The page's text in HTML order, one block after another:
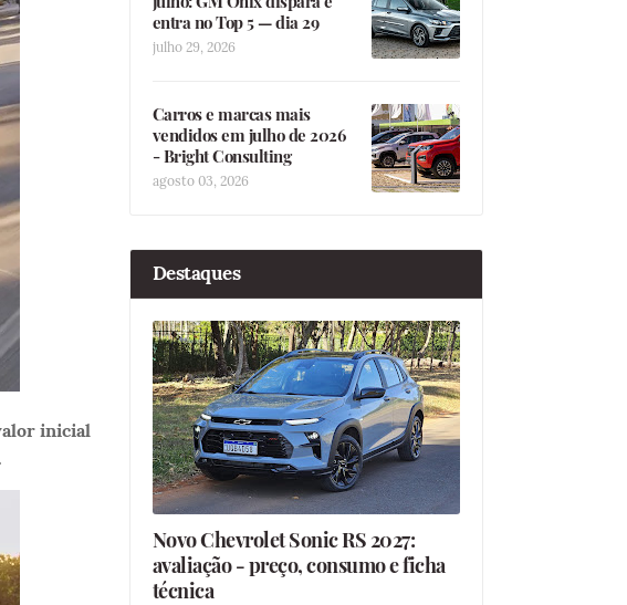
inicial
entra no Top 5 — dia 29
julho 29, 2026
Carros e marcas mais
vendidos em julho de 2026
- Bright Consulting
agosto 03, 2026
Destaques
Novo Chevrolet Sonic RS 2027:
avaliação - preço, consumo e ficha
técnica